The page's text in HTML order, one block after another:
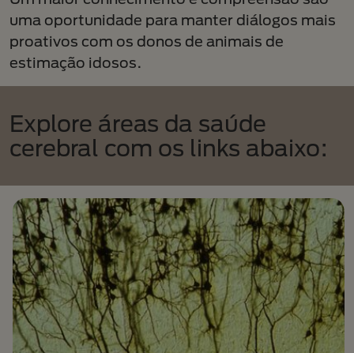
uma oportunidade para manter diálogos mais
proativos com os donos de animais de
estimação idosos.
Explore áreas da saúde
cerebral com os links abaixo: